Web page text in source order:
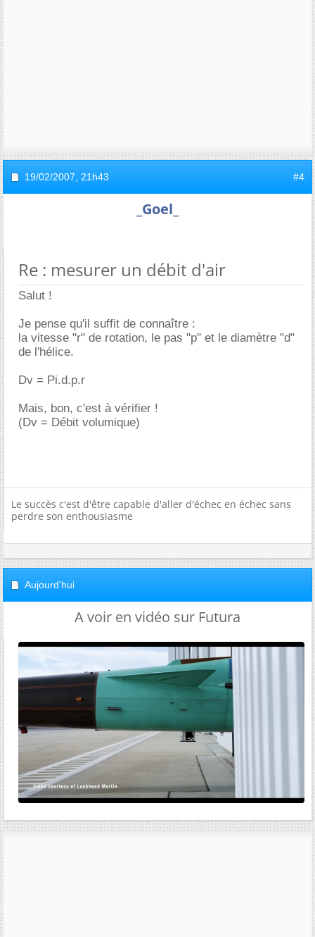
19/02/2007, 21h43 #4
_Goel_
Re : mesurer un débit d'air
Salut !
Je pense qu'il suffit de connaître :
la vitesse "r" de rotation, le pas "p" et le diamètre "d"
de l'hélice.
Dv = Pi.d.p.r
Mais, bon, c'est à vérifier !
(Dv = Débit volumique)
Le succès c'est d'être capable d'aller d'échec en échec sans
perdre son enthousiasme
Aujourd'hui
A voir en vidéo sur Futura